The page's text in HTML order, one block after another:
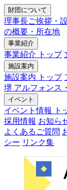
財団について
理事長ご挨拶・
の概要・所在地
事業紹介
事業紹介 トップ
施設案内
施設案内 トップ
堺 アルフォンス
イベント
イベント情報 ト
採用情報 お知ら
よくあるご質問
シー リンク集